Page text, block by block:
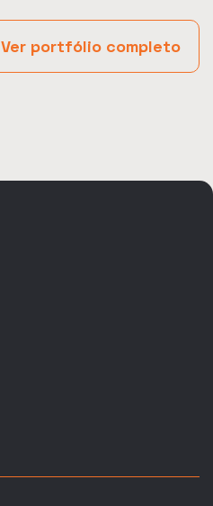
Ver portfólio completo